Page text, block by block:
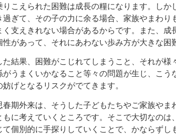
りこえられた困難は成長の糧になります。し
過ぎて、その子の力に余る場合、家族やまわ
く支えきれない場合があるからです。また、
性があって、それにあわない歩み方が大きな困
た結果、困難がこじれてしまうこと、それが
がうまくいかなること等々の問題が生じ、こう
妨げとなるリスクがでてきます。
春期外来は、そうした子どもたちやご家族や
もに考えていくところです。そこで大切なの
個別的に手探りしていくことで、かならず